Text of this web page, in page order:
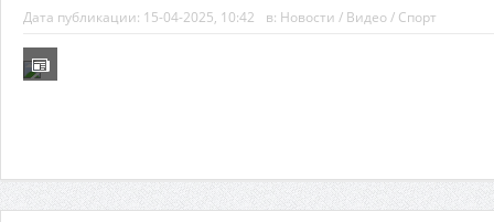
Дата публикации: 15-04-2025, 10:42 в: Новости / Видео/ Спорт